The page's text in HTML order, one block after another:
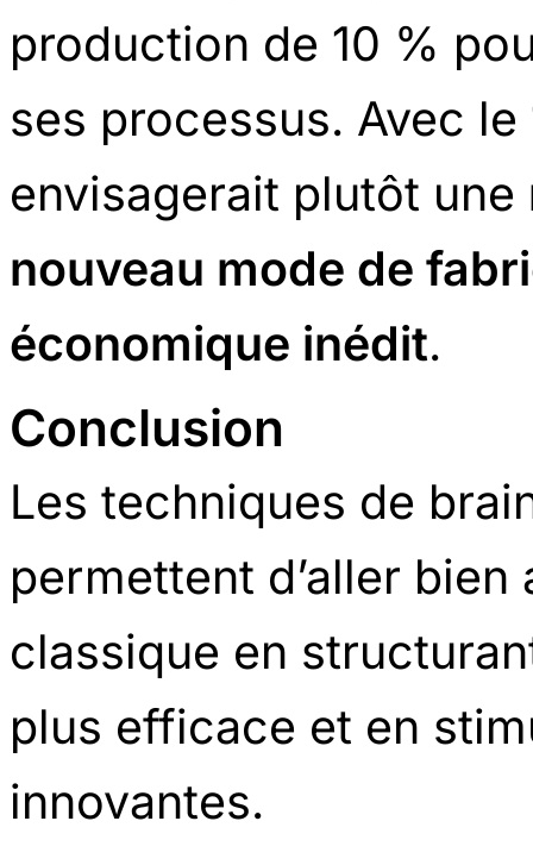
production de 10 %
ses processus. Avec
envisagerait plutôt une
nouveau mode de
économique inédit.
Conclusion
Les techniques de
permettent d’aller
classique en
plus efficace et en
innovantes.